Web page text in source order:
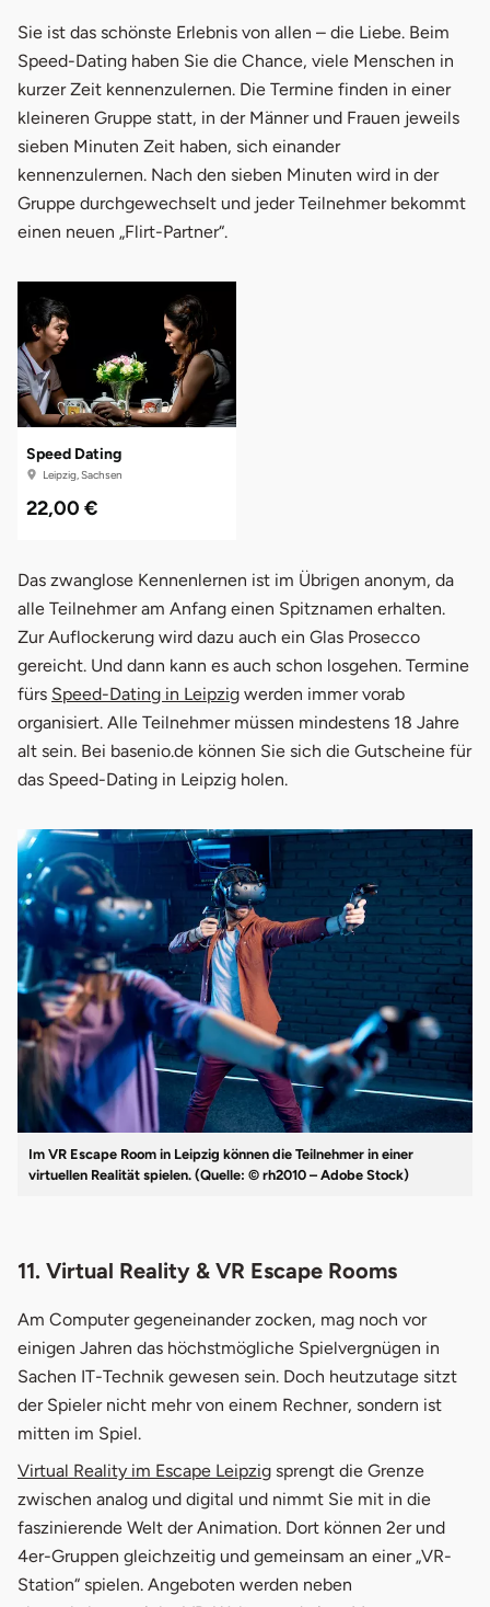
Sie ist das schönste Erlebnis von allen – die Liebe. Beim
Speed-Dating haben Sie die Chance, viele Menschen in
kurzer Zeit kennenzulernen. Die Termine finden in einer
kleineren Gruppe statt, in der Männer und Frauen jeweils
sieben Minuten Zeit haben, sich einander
kennenzulernen. Nach den sieben Minuten wird in der
Gruppe durchgewechselt und jeder Teilnehmer bekommt
einen neuen „Flirt-Partner“.
Speed Dating
Leipzig, Sachsen
22,00 €
Das zwanglose Kennenlernen ist im Übrigen anonym, da
alle Teilnehmer am Anfang einen Spitznamen erhalten.
Zur Auflockerung wird dazu auch ein Glas Prosecco
gereicht. Und dann kann es auch schon losgehen. Termine
fürs Speed-Dating in Leipzig werden immer vorab
organisiert. Alle Teilnehmer müssen mindestens 18 Jahre
alt sein. Bei basenio.de können Sie sich die Gutscheine für
das Speed-Dating in Leipzig holen.
Im VR Escape Room in Leipzig können die Teilnehmer in einer
virtuellen Realität spielen. (Quelle: © rh2010 – Adobe Stock)
11. Virtual Reality & VR Escape Rooms
Am Computer gegeneinander zocken, mag noch vor
einigen Jahren das höchstmögliche Spielvergnügen in
Sachen IT-Technik gewesen sein. Doch heutzutage sitzt
der Spieler nicht mehr von einem Rechner, sondern ist
mitten im Spiel.
Virtual Reality im Escape Leipzig sprengt die Grenze
zwischen analog und digital und nimmt Sie mit in die
faszinierende Welt der Animation. Dort können 2er und
4er-Gruppen gleichzeitig und gemeinsam an einer „VR-
Station“ spielen. Angeboten werden neben